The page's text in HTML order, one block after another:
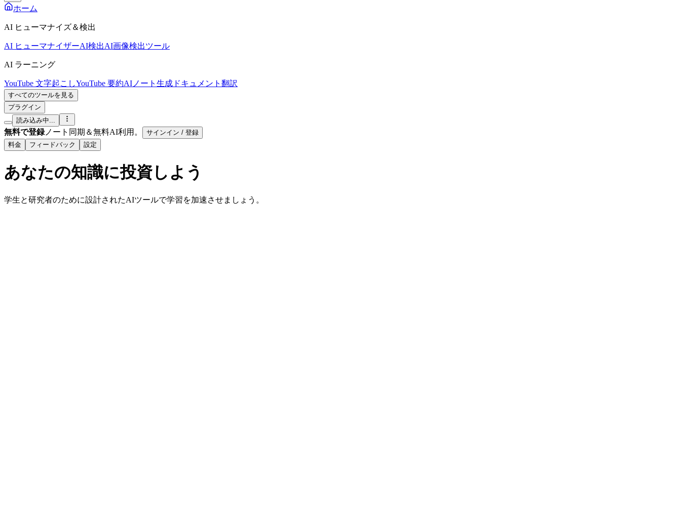
ホーム
AI ヒューマナイズ＆検出
AI ヒューマナイザーAI検出AI画像検出ツール
AI ラーニング
YouTube 文字起こしYouTube 要約AIノート生成 ドキュメント翻訳
すべてのツールを見る
プラグイン
読み込み中...
無料で登録ノート同期＆無料AI利用。
サインイン / 登録
料金
フィードバック 設定
あなたの知識に投資しよう
学生と研究者のために設計されたAIツールで学習を加速させましょう。